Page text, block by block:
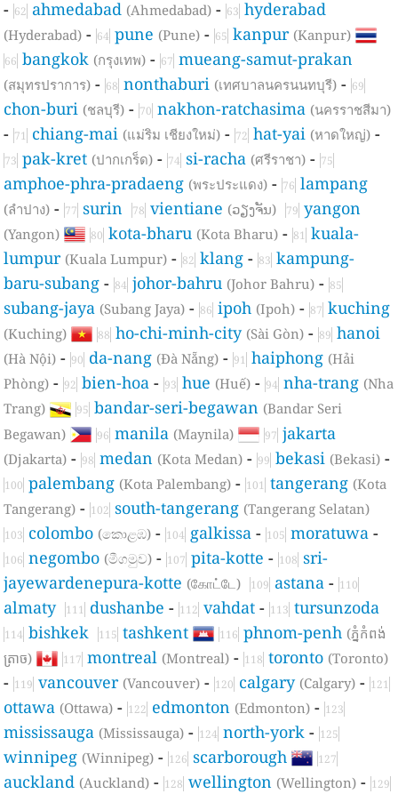
-62 ahmedabad (Ahmedabad) -63 hyderabad
(Hyderabad) -64 pune (Pune) -65 kanpur (Kanpur)
66 bangkok (กรุงเทพ) -67 mueang-samut-prakan
(สมุทรปราการ) -68 nonthaburi (เทศบาลนครนนทบุรี) -69
chon-buri (ชลบุรี) -70 nakhon-ratchasima (นครราชสีมา)
-71 chiang-mai (แม่ริม เชียงใหม่) -72 hat-yai (หาดใหญ่) -
73 pak-kret (ปากเกร็ด) -74 si-racha (ศรีราชา) -75
amphoe-phra-pradaeng (พระประแดง) -76 lampang
(ลำปาง) -77 surin 78 vientiane (ວຽງຈັນ) 79 yangon
(Yangon) 80 kota-bharu (Kota Bharu) -81 kuala-
lumpur (Kuala Lumpur) -82 klang -83 kampung-
baru-subang -84 johor-bahru (Johor Bahru) -85
subang-jaya (Subang Jaya) -86 ipoh (Ipoh) -87 kuching
(Kuching) 88 ho-chi-minh-city (Sài Gòn) -89 hanoi
(Hà Nội) -90 da-nang (Đà Nẵng) -91 haiphong (Hải
Phòng) -92 bien-hoa -93 hue (Huế) -94 nha-trang (Nha
Trang)
95 bandar-seri-begawan (Bandar Seri
Begawan)
96 manila (Maynila) 97 jakarta
(Djakarta) -98 medan (Kota Medan) -99 bekasi (Bekasi) -
100 palembang (Kota Palembang) -101 tangerang (Kota
Tangerang) -102 south-tangerang (Tangerang Selatan)
103 colombo (කොළඹ) -104 galkissa -105 moratuwa -
106 negombo (මීගමුව) -107 pita-kotte -108 sri-
jayewardenepura-kotte (கோட்டே) 109 astana -110
almaty 111 dushanbe -112 vahdat -113 tursunzoda
114 bishkek 115 tashkent 116 phnom-penh (ភ្នំកំពង់
ត្រាច)
117 montreal (Montreal) -118 toronto (Toronto)
-119 vancouver (Vancouver) -120 calgary (Calgary) -121
ottawa (Ottawa) -122 edmonton (Edmonton) -123
mississauga (Mississauga) -124 north-york -125
winnipeg (Winnipeg) -126 scarborough 127
auckland (Auckland) -128 wellington (Wellington) -129